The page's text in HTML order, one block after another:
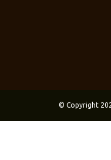
© Copyright